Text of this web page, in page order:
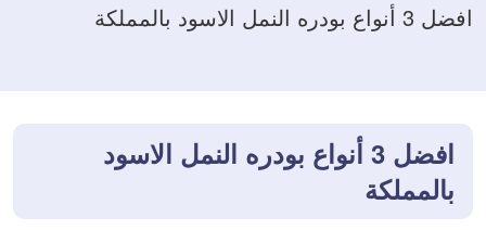
افضل 3 أنواع بودره النمل الاسود بالمملكة
افضل 3 أنواع بودره النمل الاسود
بالمملكة